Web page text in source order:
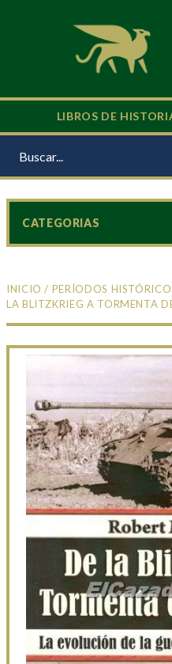
LIBROS DE
INICIO / PERÍODOS
LA BLITZKRIEG A TORMENTA
CATEGORIAS